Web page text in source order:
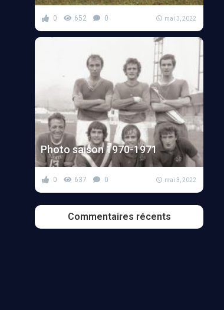
0 652 0 mai 3, 2022
Photo saison 1970-1971
0 637 0 mai 3, 2022
Commentaires récents